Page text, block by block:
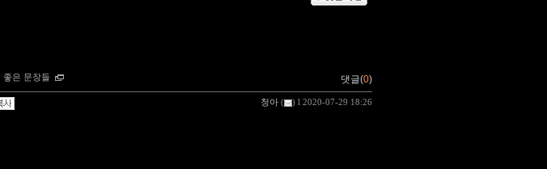
좋은 문장들 댓글(0)
청아 ( ) l 2020-07-29 18:26